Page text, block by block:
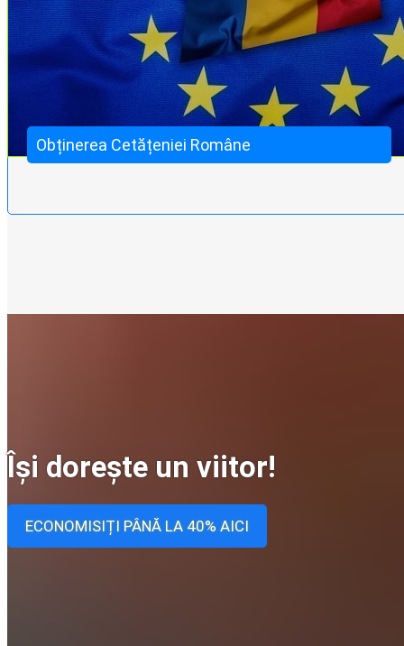
Obținerea Cetățeniei Române
Își dorește un viitor!
ECONOMISIȚI PÂNĂ LA 40% AICI